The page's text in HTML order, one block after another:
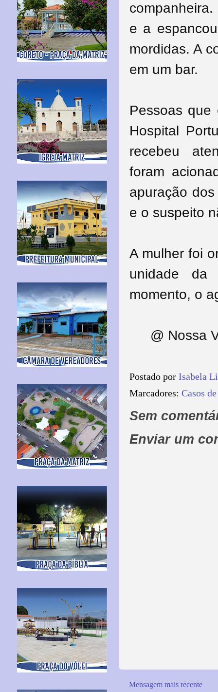
e a
mordidas. A
em um bar.
Pessoas
Hospital
recebeu
foram
apuração
e o suspeito
A mulher foi
unidade
momento, o
@ Nossa
Postado por Isabela
Marcadores: Casos
Sem
Enviar um
Mensagem mais recente